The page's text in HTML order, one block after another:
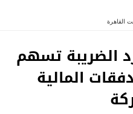
القاهرة
الضريبة تسهم
المالية